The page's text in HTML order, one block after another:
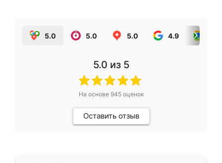
5.0 5.0 5.0 4.9
5.0 из 5
На основе 945оценок
Оставить отзыв